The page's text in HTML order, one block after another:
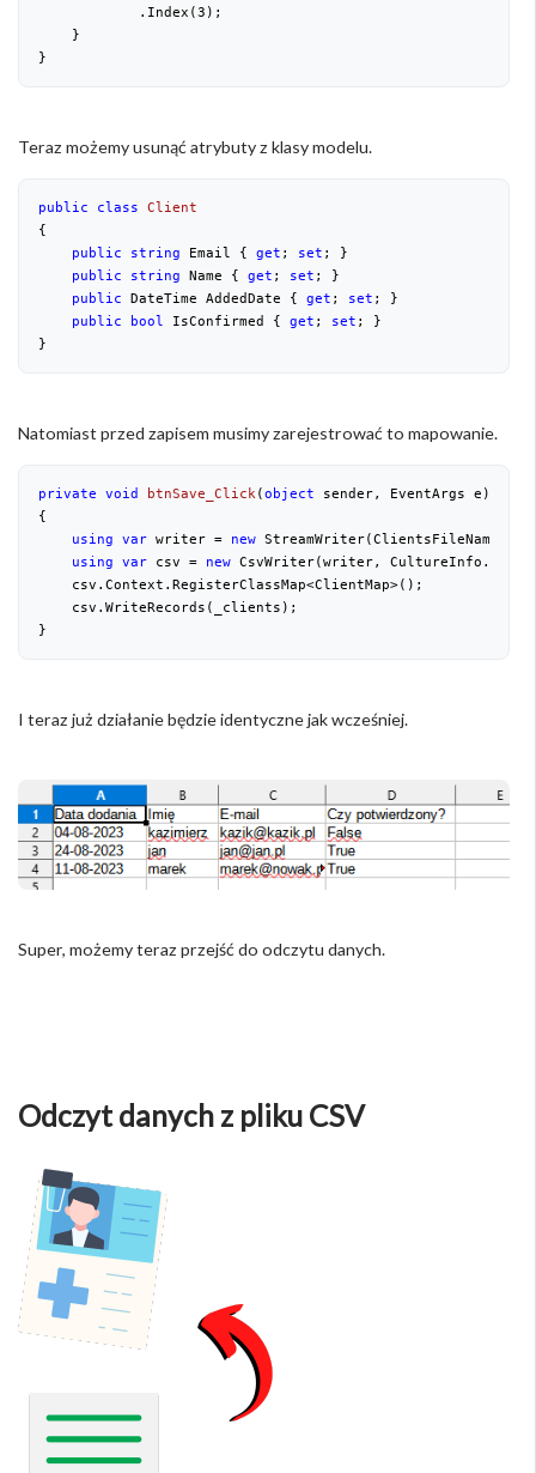
            .Index(
3 );
    }
}
Teraz możemy usunąć atrybuty z klasy modelu.
public class Client
{
public
string Email { get ; set ; }
public
string Name { get ; set ; }
public DateTime AddedDate { get ; set ; }
public
bool IsConfirmed { get ; set ; }
}
Natomiast przed zapisem musimy zarejestrować to mapowanie.
private void btnSave_Click (object sender, EventArgs e
{
using var writer = new StreamWriter(ClientsFileName);
using var csv = new CsvWriter(writer,
    csv.Context.RegisterClassMap<ClientMap>();
    csv.WriteRecords(_clients);
}
I teraz już działanie będzie identyczne jak wcześniej.
Super, możemy teraz przejść do odczytu danych.
Odczyt danych z pliku CSV